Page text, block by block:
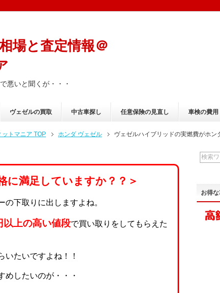
場と査定情報＠
悪いと聞くが・・・
ヴェゼルの買取 中古車探し 任意保険の見直し 車検の費用
トマニア TOP ホンダ ヴェゼル ヴェゼルハイブリッドの実燃費がホン
に満足していますか？？＞
下取りに出しますよね。
以上の高い値段で買い取りをしてもらえた
いたいですよね！！
めしたいのが・・・
お得